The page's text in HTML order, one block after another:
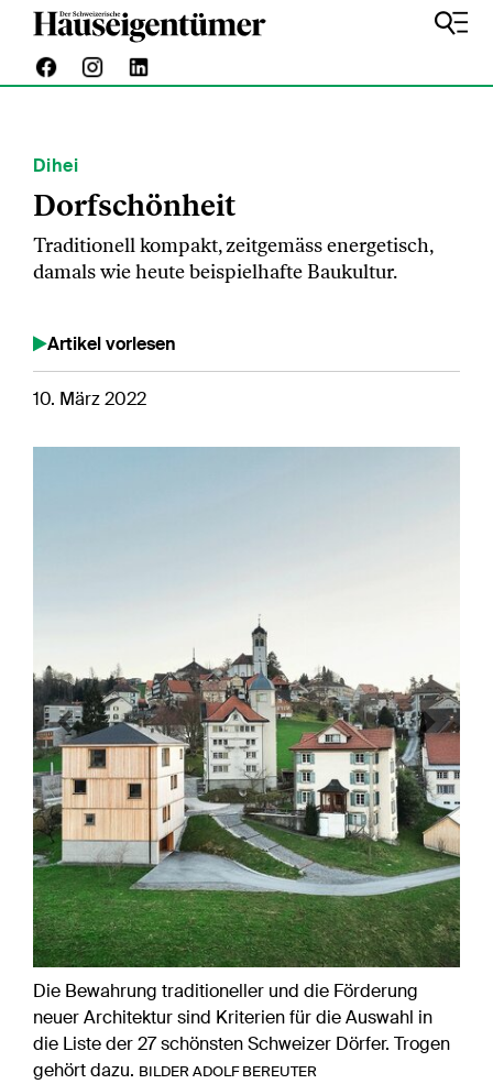
Dihei
Dorfschönheit
Traditionell kompakt, zeitgemäss energetisch,
damals wie heute beispielhafte Baukultur.
Artikel vorlesen
10. März 2022
Die Bewahrung traditioneller und die Förderung
neuer Architektur sind Kriterien für die Auswahl in
die Liste der 27 schönsten Schweizer Dörfer. Trogen
gehört dazu. BILDER ADOLF BEREUTER
Previous Next